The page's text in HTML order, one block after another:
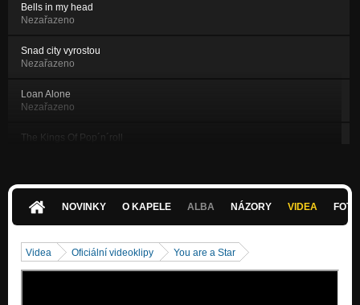
Bells in my head
Nezařazeno
Snad city vyrostou
Nezařazeno
Loan Alone
Nezařazeno
The Kings Of Pop´n´roll
Under my hood
Honey
NOVINKY O KAPELE ALBA NÁZORY VIDEA
Videa Oficiální videoklipy You are a Star